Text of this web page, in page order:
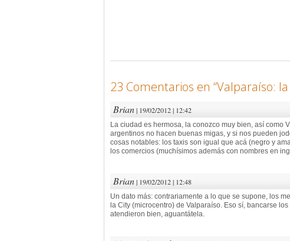
23 Comentarios en “Valparaíso:
Brian| 19/02/2012 | 12:42
La ciudad es hermosa, la conozco muy bien, así como
argentinos no hacen buenas migas, y si nos pueden
cosas notables: los taxis son igual que acá (negro y
los comercios (muchísimos además con nombres en
Brian| 19/02/2012 | 12:48
Un dato más: contrariamente a lo que se supone, los
la City (microcentro) de Valparaíso. Eso sí, bancarse
atendieron bien, aguantátela.